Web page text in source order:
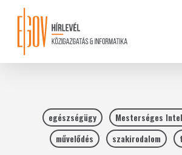
content
egészségügy
Mesterséges
művelődés
szakirodalom